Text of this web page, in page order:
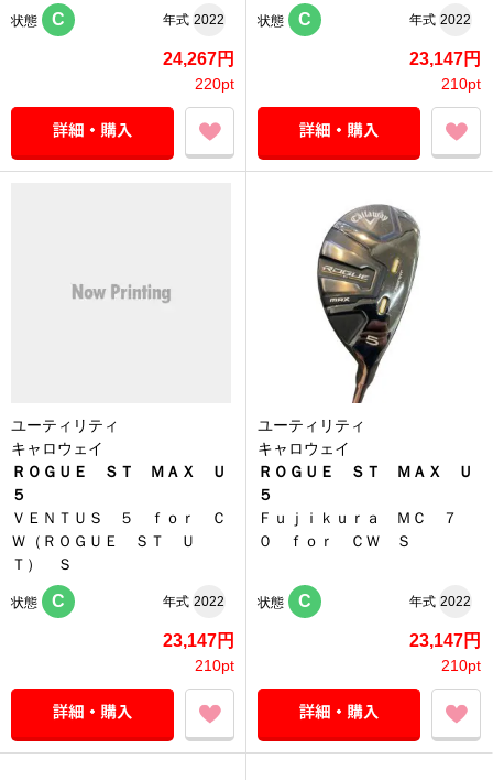
状態 C 年式 2022
24,267円
220pt
状態 C 年式 2022
23,147円
210pt
ユーティリティ
キャロウェイ
ＲＯＧＵＥ ＳＴ ＭＡＸ Ｕ
５
ＶＥＮＴＵＳ ５ ｆｏｒ Ｃ
Ｗ（ＲＯＧＵＥ ＳＴ Ｕ
Ｔ） Ｓ
状態 C 年式 2022
23,147円
210pt
ユーティリティ
キャロウェイ
ＲＯＧＵＥ ＳＴ ＭＡＸ Ｕ
５
Ｆｕｊｉｋｕｒａ ＭＣ ７
０ ｆｏｒ ＣＷ Ｓ
状態 C 年式 2022
23,147円
210pt